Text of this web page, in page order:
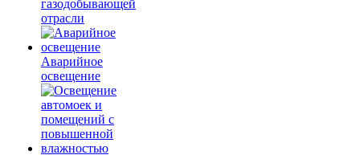
газодобывающей
отрасли
Аварийное
освещение